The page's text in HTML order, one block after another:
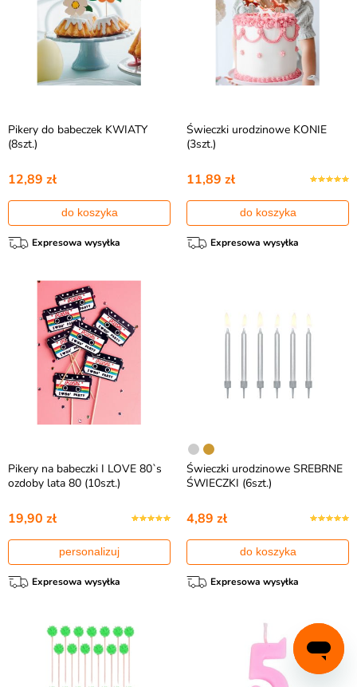
Pikery do babeczek KWIATY
(8szt.)
12,89 zł
do koszyka
Expresowa wysyłka
Świeczki urodzinowe KONIE
(3szt.)
11,89 zł
do koszyka
Expresowa wysyłka
Pikery na babeczki I LOVE 80`s
ozdoby lata 80 (10szt.)
19,90 zł
personalizuj
Expresowa wysyłka
Świeczki urodzinowe SREBRNE
ŚWIECZKI (6szt.)
4,89 zł
do koszyka
Expresowa wysyłka